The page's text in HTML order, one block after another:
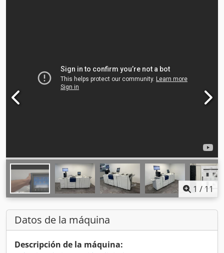
1 / 11
Datos de la máquina
Descripción de la máquina: